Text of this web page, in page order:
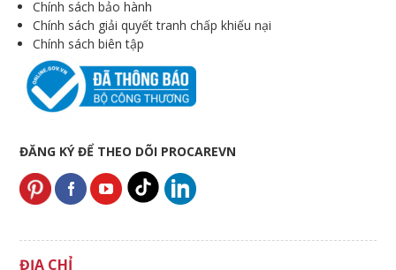
Chính sách bảo hành
Chính sách giải quyết tranh chấp khiếu nại
Chính sách biên tập
ĐĂNG KÝ ĐỂ THEO DÕI PROCAREVN
ĐỊA CHỈ